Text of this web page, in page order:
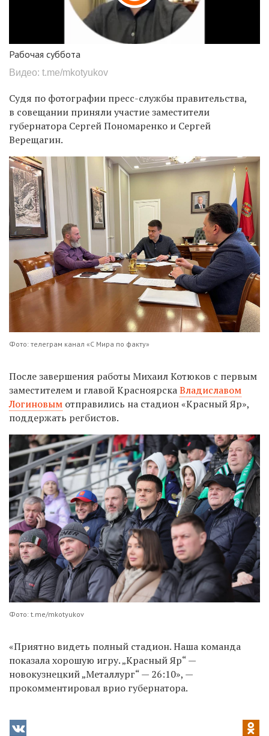
Рабочая суббота
Видео: t.me/mkotyukov
Судя по фотографии пресс-службы правительства,
в совещании приняли участие заместители
губернатора Сергей Пономаренко и Сергей
Верещагин.
Фото: телеграм канал «С Мира по факту»
После завершения работы Михаил Котюков с первым
заместителем и главой КрасноярскаВладиславом
Логиновым отправились на стадион «Красный Яр»,
поддержать регбистов.
Фото: t.me/mkotyukov
«Приятно видеть полный стадион. Наша команда
показала хорошую игру. „Красный Яр“ —
новокузнецкий „Металлург“ — 26:10», —
прокомментировал врио губернатора.